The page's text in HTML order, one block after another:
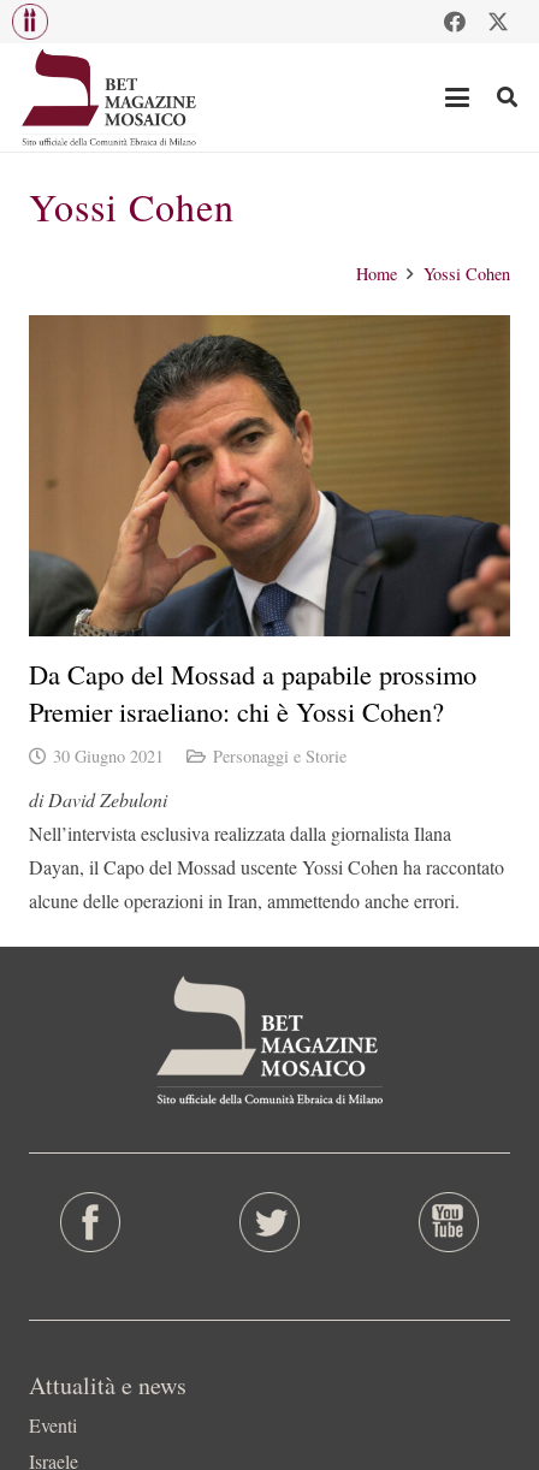
Yossi Cohen
Home Yossi Cohen
Da Capo del Mossad a papabile prossimo
Premier israeliano: chi è Yossi Cohen?
30 Giugno 2021 Personaggi e Storie
di David Zebuloni
Nell’intervista esclusiva realizzata dalla giornalista Ilana
Dayan, il Capo del Mossad uscente Yossi Cohen ha raccontato
alcune delle operazioni in Iran, ammettendo anche errori.
Attualità e news
Eventi
Israele